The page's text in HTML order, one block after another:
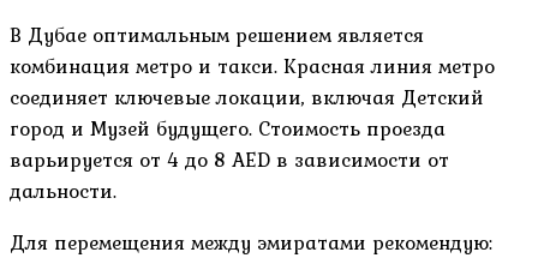
В Дубае оптимальным решением является
комбинация метро и такси. Красная линия метро
соединяет ключевые локации, включая Детский
город и Музей будущего. Стоимость проезда
варьируется от 4 до 8 AED в зависимости от
дальности.
Для перемещения между эмиратами рекомендую: